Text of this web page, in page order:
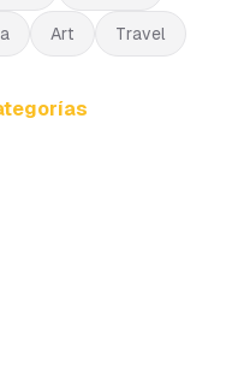
Art Travel